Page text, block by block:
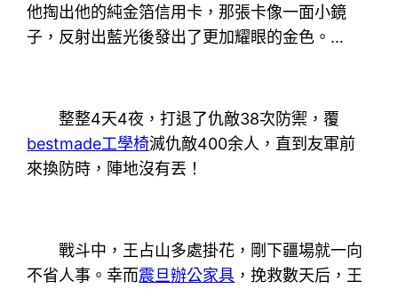
他掏出他的純金箔信用卡，那張卡像一面小鏡
子，反射出藍光後發出了更加耀眼的金色。…
整整4天4夜，打退了仇敵38次防禦，覆
bestmade工學椅滅仇敵400余人，直到友軍前
來換防時，陣地沒有丟！
戰斗中，王占山多處掛花，剛下疆場就一向
不省人事。幸而震旦辦公家具 ，挽救數天后，王